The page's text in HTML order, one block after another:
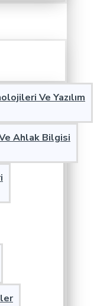
Ve Yazılım
Ahlak Bilgisi